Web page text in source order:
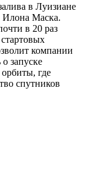
в Луизиане
Илона Маска.
в 20 раз
компании
запуске
где
спутников